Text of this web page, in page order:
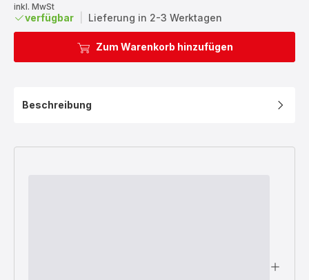
inkl. MwSt
verfügbar Lieferung in 2-3 Werktagen
Zum Warenkorb hinzufügen
Beschreibung